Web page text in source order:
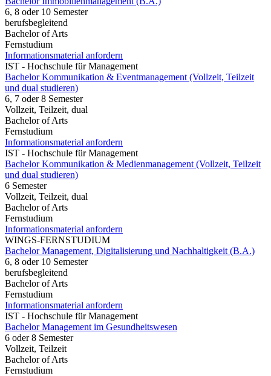
6, 8 oder 10 Semester
berufsbegleitend
Bachelor of Arts
Fernstudium
Informationsmaterial anfordern
IST - Hochschule für Management
Bachelor Kommunikation & Eventmanagement (Vollzeit, Teilzeit
und dual studieren)
6, 7 oder 8 Semester
Vollzeit, Teilzeit, dual
Bachelor of Arts
Fernstudium
Informationsmaterial anfordern
IST - Hochschule für Management
Bachelor Kommunikation & Medienmanagement (Vollzeit, Teilzeit
und dual studieren)
6 Semester
Vollzeit, Teilzeit, dual
Bachelor of Arts
Fernstudium
Informationsmaterial anfordern
WINGS-FERNSTUDIUM
Bachelor Management, Digitalisierung und Nachhaltigkeit (B.A.)
6, 8 oder 10 Semester
berufsbegleitend
Bachelor of Arts
Fernstudium
Informationsmaterial anfordern
IST - Hochschule für Management
Bachelor Management im Gesundheitswesen
6 oder 8 Semester
Vollzeit, Teilzeit
Bachelor of Arts
Fernstudium